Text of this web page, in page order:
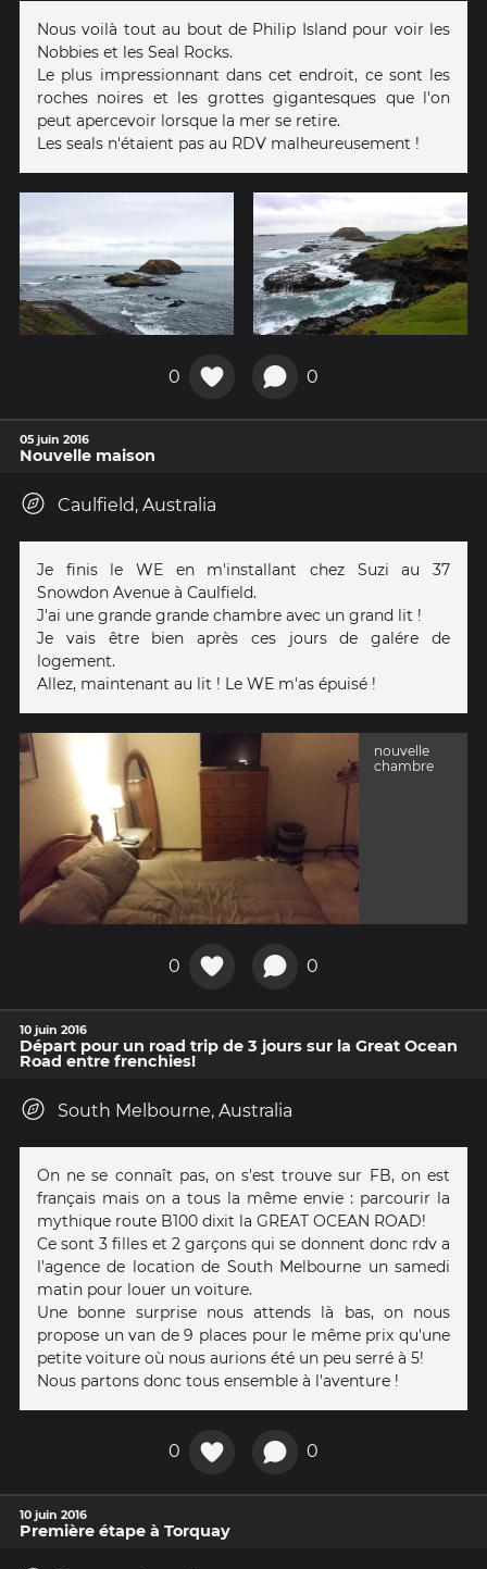
Nous voilà tout au bout de Philip Island pour voir les
Nobbies et les Seal Rocks.
Le plus impressionnant dans cet endroit, ce sont les
roches noires et les grottes gigantesques que l'on
peut apercevoir lorsque la mer se retire.
Les seals n'étaient pas au RDV malheureusement !
0 0
05 juin 2016
Nouvelle maison
Caulfield, Australia
Je finis le WE en m'installant chez Suzi au 37
Snowdon Avenue à Caulfield.
J'ai une grande grande chambre avec un grand lit !
Je vais être bien après ces jours de galére de
logement.
Allez, maintenant au lit ! Le WE m'as épuisé !
nouvelle
chambre
0 0
10 juin 2016
Départ pour un road trip de 3 jours sur la Great Ocean
Road entre frenchies!
South Melbourne, Australia
On ne se connaît pas, on s'est trouve sur FB, on est
français mais on a tous la même envie : parcourir la
mythique route B100 dixit la GREAT OCEAN ROAD!
Ce sont 3 filles et 2 garçons qui se donnent donc rdv a
l'agence de location de South Melbourne un samedi
matin pour louer un voiture.
Une bonne surprise nous attends là bas, on nous
propose un van de 9 places pour le même prix qu'une
petite voiture où nous aurions été un peu serré à 5!
Nous partons donc tous ensemble à l'aventure !
0 0
10 juin 2016
Première étape à Torquay